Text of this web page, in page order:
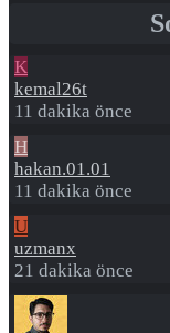
K
kemal26t
11 dakika önce
H
hakan.01.01
11 dakika önce
U
uzmanx
21 dakika önce